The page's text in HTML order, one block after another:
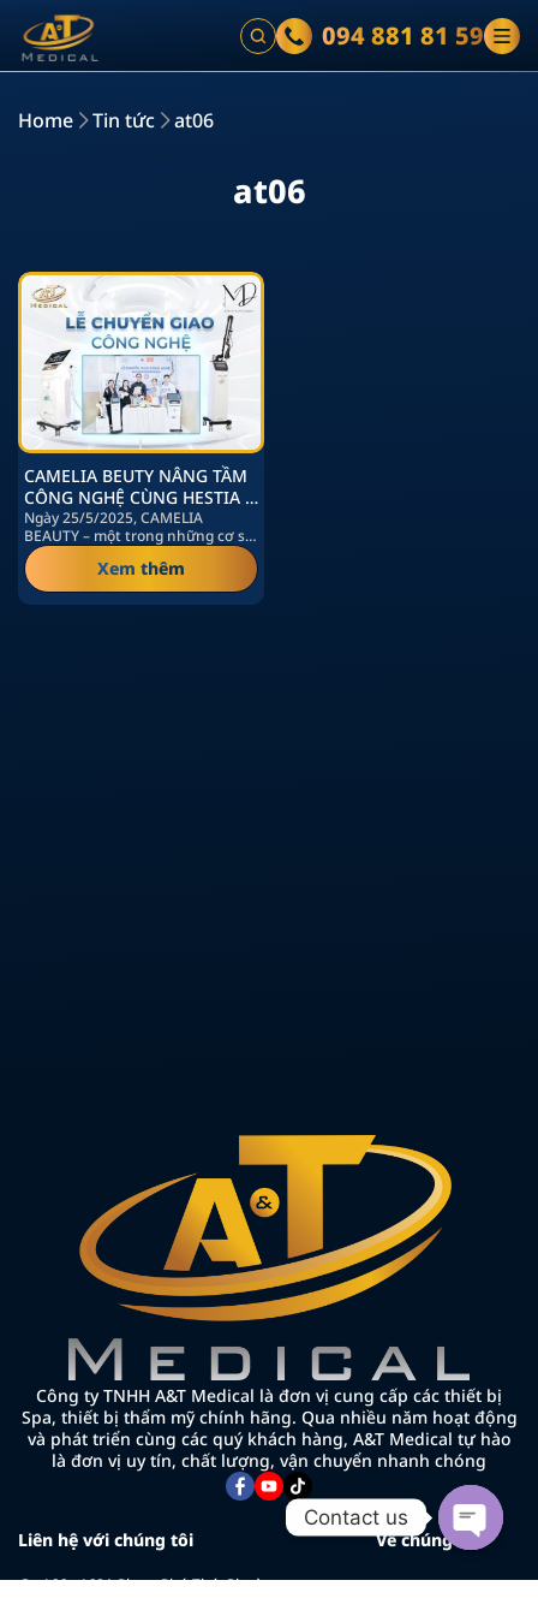
094 881 81 59
Home Tin tức at06
at06
CAMELIA BEUTY NÂNG TẦM
CÔNG NGHỆ CÙNG HESTIA &
AT-06
Ngày 25/5/2025, CAMELIA
BEAUTY – một trong những cơ sở
thẩm mỹ tiêu chuẩn cao tại
TP.HCM…
Xem thêm
Liên hệ với chúng tôi
166 - 168A Phạm Phú Thứ, Phường
Công ty TNHH A&T Medical là đơn vị cung cấp các thiết bị
Spa, thiết bị thẩm mỹ chính hãng. Qua nhiều năm hoạt động
và phát triển cùng các quý khách hàng, A&T Medical tự hào
là đơn vị uy tín, chất lượng, vận chuyển nhanh chóng
Về chúng tôi
Contact us